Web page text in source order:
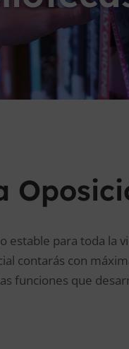
para toda la
contarás con
funciones que